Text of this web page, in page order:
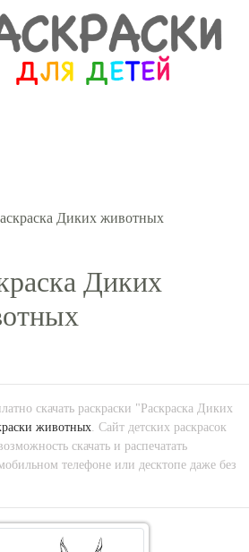
Диких животных
Диких
скачать раскраски "Раскраска Диких
животных. Сайт детских раскрасок
скачать и распечатать
телефоне или десктопе даже без